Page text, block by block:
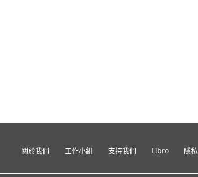
關於我們 工作小組 支持我們 Libro 隱私